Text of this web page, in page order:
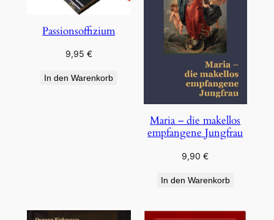
Passionsoffizium
9,95 €
In den Warenkorb
Maria – die makellos
empfangene Jungfrau
9,90€
In den Warenkorb